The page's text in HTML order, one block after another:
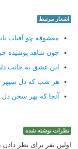
اشعار مرتبط
معشوقه چو آفتاب
چون شاهد پوشیده
این عشق به جانب
هر شب که دل سپهر
آنجا که بهر سخن دل
نظرات نوشته شده
اولین نفر برای نظر